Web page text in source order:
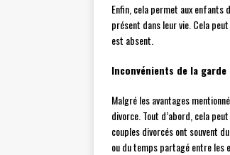
Enfin, cela permet aux enfants
présent dans leur vie. Cela
est absent.
Inconvénients de la
Malgré les avantages
divorce. Tout d’abord, cela
couples divorcés ont souvent
ou du temps partagé entre les